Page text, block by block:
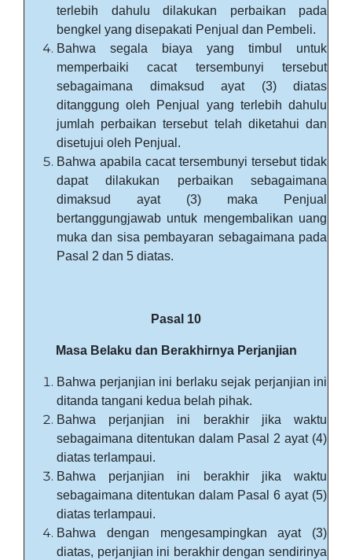
terlebih dahulu dilakukan perbaikan pada
bengkel yang disepakati Penjual dan Pembeli.
Bahwa segala biaya yang timbul untuk
memperbaiki cacat tersembunyi tersebut
sebagaimana dimaksud ayat (3) diatas
ditanggung oleh Penjual yang terlebih dahulu
jumlah perbaikan tersebut telah diketahui dan
disetujui oleh Penjual.
Bahwa apabila cacat tersembunyi tersebut tidak
dapat dilakukan perbaikan sebagaimana
dimaksud ayat (3) maka Penjual
bertanggungjawab untuk mengembalikan uang
muka dan sisa pembayaran sebagaimana pada
Pasal 2 dan 5 diatas.
Pasal 10
Masa Belaku dan Berakhirnya Perjanjian
Bahwa perjanjian ini berlaku sejak perjanjian ini
ditanda tangani kedua belah pihak.
Bahwa perjanjian ini berakhir jika waktu
sebagaimana ditentukan dalam Pasal 2 ayat (4)
diatas terlampaui.
Bahwa perjanjian ini berakhir jika waktu
sebagaimana ditentukan dalam Pasal 6 ayat (5)
diatas terlampaui.
Bahwa dengan mengesampingkan ayat (3)
diatas, perjanjian ini berakhir dengan sendirinya